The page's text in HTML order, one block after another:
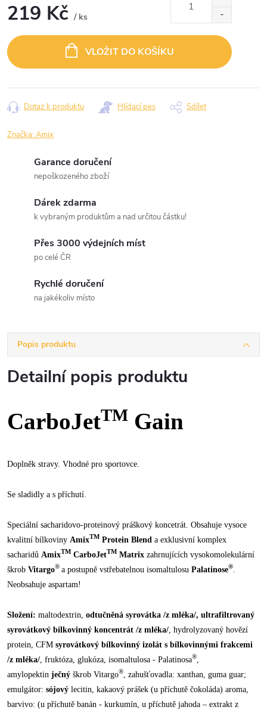
219 Kč / ks
cena:
VLOŽIT DO KOŠÍKU
Dotaz k produktu Hlídací pes Sdílet
Značka:Amix
Garance doručení
nepoškozeného zboží
Dárek zdarma
k vybraným produktům a nad určitou částku!
Přes 3000 výdejních míst
po celé ČR
Rychlé doručení
na jakékoliv místo
Popis produktu
Detailní popis produktu
CarboJetTM Gain
Doplněk stravy. Vhodné pro sportovce.
Se sladidly a s příchutí.
Speciální sacharidovo-proteinový práškový koncetrát. Obsahuje vysoce
kvalitní bílkoviny AmixTM Protein Blend a exklusivní komplex
sacharidů AmixTM CarboJetTM Matrix zahrnujících vysokomolekulární
škrob Vitargo® a postupně vstřebatelnou isomaltulosu Palatinose®
Neobsahuje aspartam!
Složení: maltodextrin, odtučněná syrovátka /z mléka/, ultrafiltrovaný
syrovátkový bílkovinný koncentrát /z mléka/ , hydrolyzovaný hovězí
protein, CFM syrovátkový bílkovinný izolát s bílkovinnými frakcemi
/z mléka/ , fruktóza, glukóza, isomaltulosa - Palatinosa®
amylopektin ječný škrob Vitargo®
, zahušťovadla: xanthan, guma guar;
emulgátor: sójový lecitin, kakaový prášek (u příchutě čokoláda) aroma,
barvivo: (u příchutě banán - kurkumín, u příchutě jahoda – extrakt z